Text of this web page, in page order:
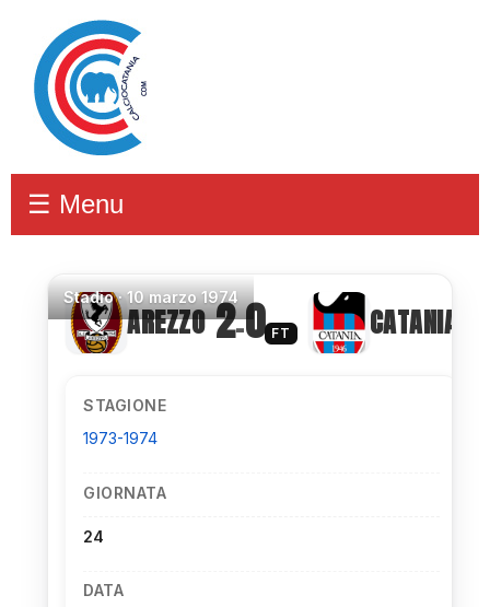
☰ Menu
Stadio·10 marzo 1974
AREZZO 2–0 FT CATANIA
STAGIONE
1973-1974
GIORNATA
24
DATA